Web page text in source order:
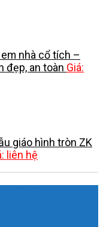
nhà cổ tích –
đẹp, an toàn Giá:
giáo hình tròn ZK
liên hệ